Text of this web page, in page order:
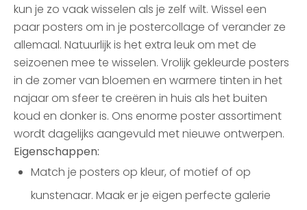
kun je zo vaak wisselen als je zelf wilt. Wissel een
paar posters om in je postercollage of verander ze
allemaal. Natuurlijk is het extra leuk om met de
seizoenen mee te wisselen. Vrolijk gekleurde posters
in de zomer van bloemen en warmere tinten in het
najaar om sfeer te creëren in huis als het buiten
koud en donker is. Ons enorme poster assortiment
wordt dagelijks aangevuld met nieuwe ontwerpen.
Eigenschappen:
Match je posters op kleur, of motief of op
kunstenaar. Maak er je eigen perfecte galerie